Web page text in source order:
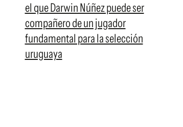
el que Darwin Núñez puede ser
compañero de un jugador
fundamental para la selección
uruguaya